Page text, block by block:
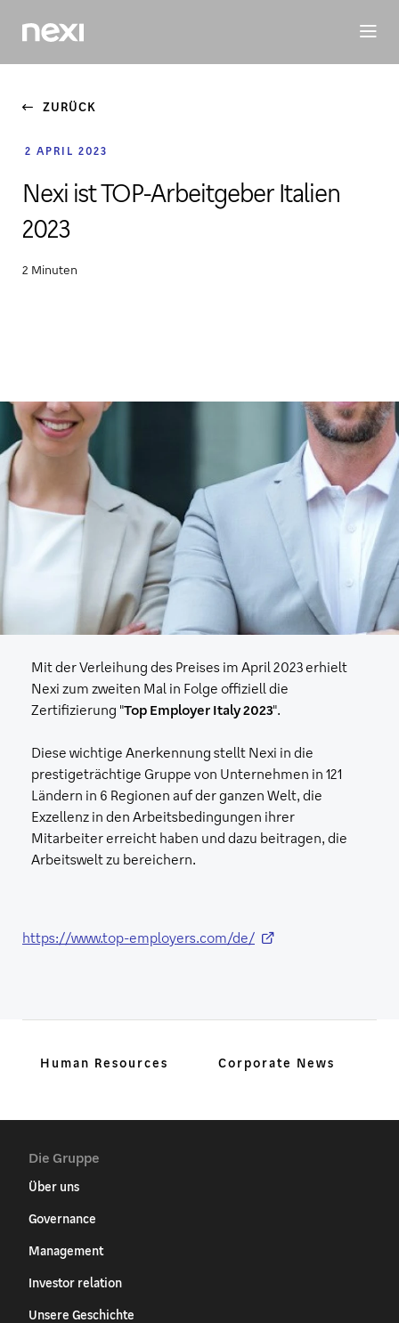
INVESTORSESGPEOPLEMEDIEN
ZURÜCK
2 APRIL 2023
Nexi ist TOP-Arbeitgeber Italien
2023
2 Minuten
Mit der Verleihung des Preises im April 2023 erhielt
Nexi zum zweiten Mal in Folge offiziell die
Zertifizierung "Top Employer Italy 2023".
Diese wichtige Anerkennung stellt Nexi in die
prestigeträchtige Gruppe von Unternehmen in 121
Ländern in 6 Regionen auf der ganzen Welt, die
Exzellenz in den Arbeitsbedingungen ihrer
Mitarbeiter erreicht haben und dazu beitragen, die
Arbeitswelt zu bereichern.
https://www.top-employers.com/de/
Human Resources Corporate News
Die Gruppe
Über uns
Governance
Management
Investor relation
Unsere Geschichte